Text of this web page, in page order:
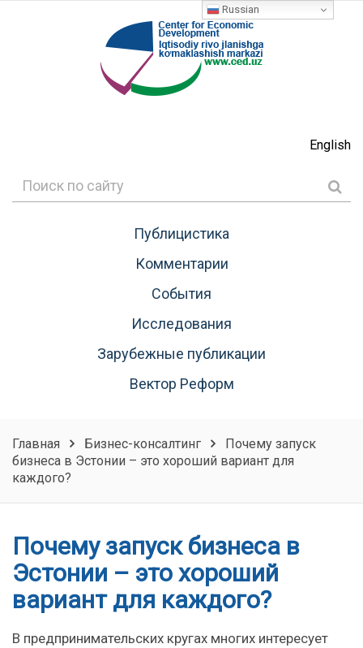
English
Публицистика
Комментарии
События
Исследования
Зарубежные публикации
Вектор Реформ
Главная Бизнес-консалтинг
Почему запуск
бизнеса в Эстонии – это хороший вариант для
каждого?
Почему запуск бизнеса в
Эстонии – это хороший
вариант для каждого?
В предпринимательских кругах многих интересует
Russian